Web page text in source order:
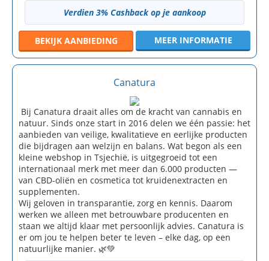
Verdien 3% Cashback op je aankoop
BEKIJK AANBIEDING MEER INFORMATIE
Canatura
Bij Canatura draait alles om de kracht van cannabis en
natuur. Sinds onze start in 2016 delen we één passie: het
aanbieden van veilige, kwalitatieve en eerlijke producten
die bijdragen aan welzijn en balans. Wat begon als een
kleine webshop in Tsjechië, is uitgegroeid tot een
internationaal merk met meer dan 6.000 producten —
van CBD-oliën en cosmetica tot kruidenextracten en
supplementen.
Wij geloven in transparantie, zorg en kennis. Daarom
werken we alleen met betrouwbare producenten en
staan we altijd klaar met persoonlijk advies. Canatura is
er om jou te helpen beter te leven – elke dag, op een
natuurlijke manier. 🌿💚